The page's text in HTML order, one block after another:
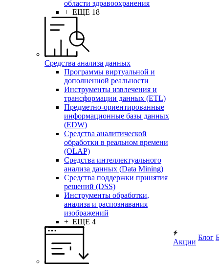
области здравоохранения
+ ЕЩЕ 18
Средства анализа данных
Программы виртуальной и
дополненной реальности
Инструменты извлечения и
трансформации данных (ETL)
Предметно-ориентированные
информационные базы данных
(EDW)
Средства аналитической
обработки в реальном времени
(OLAP)
Средства интеллектуального
анализа данных (Data Mining)
Средства поддержки принятия
решений (DSS)
Инструменты обработки,
анализа и распознавания
изображений
+ ЕЩЕ 4
Акции
Блог